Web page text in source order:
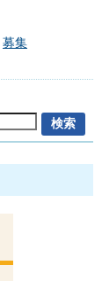
募集